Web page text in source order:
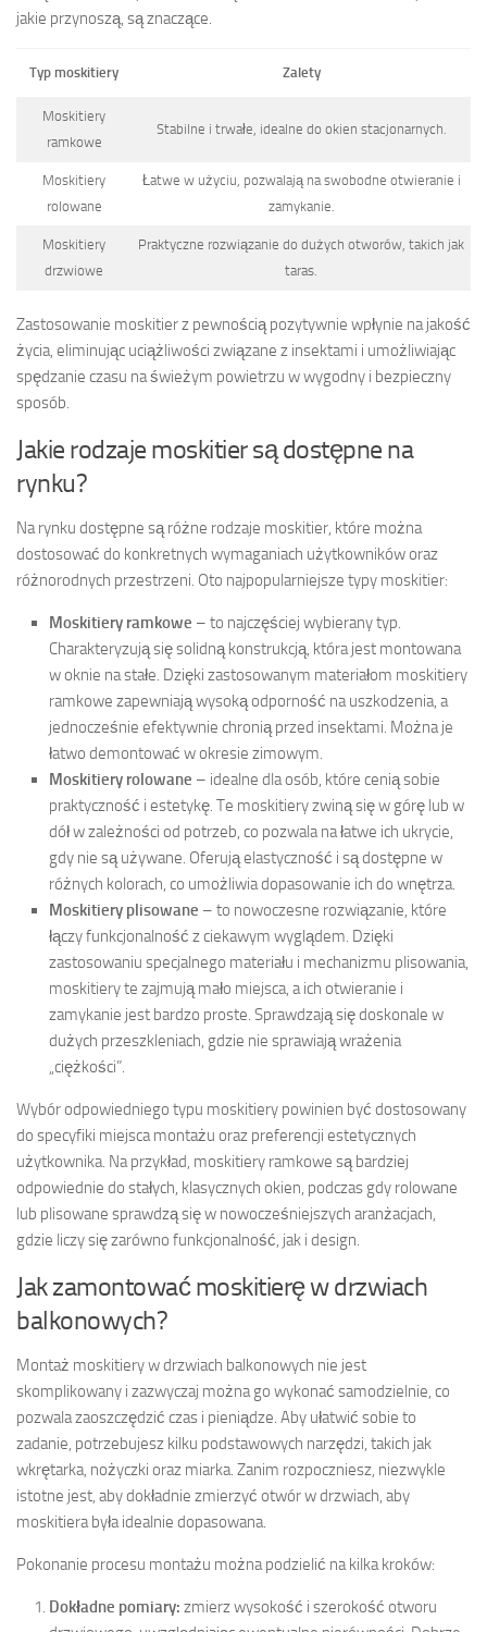
jakie przynoszą, są znaczące.
Typ moskitiery Zalety
Moskitiery
ramkowe
Stabilne i trwałe, idealne do okien stacjonarnych.
Moskitiery
rolowane
Łatwe w użyciu, pozwalają na swobodne otwieranie i
zamykanie.
Moskitiery
drzwiowe
Praktyczne rozwiązanie do dużych otworów, takich jak
taras.
Zastosowanie moskitier z pewnością pozytywnie wpłynie na jakość
życia, eliminując uciążliwości związane z insektami i umożliwiając
spędzanie czasu na świeżym powietrzu w wygodny i bezpieczny
sposób.
Jakie rodzaje moskitier są dostępne na
rynku?
Na rynku dostępne są różne rodzaje moskitier, które można
dostosować do konkretnych wymaganiach użytkowników oraz
różnorodnych przestrzeni. Oto najpopularniejsze typy moskitier:
Moskitiery ramkowe – to najczęściej wybierany typ.
Charakteryzują się solidną konstrukcją, która jest montowana
w oknie na stałe. Dzięki zastosowanym materiałom moskitiery
ramkowe zapewniają wysoką odporność na uszkodzenia, a
jednocześnie efektywnie chronią przed insektami. Można je
łatwo demontować w okresie zimowym.
Moskitiery rolowane – idealne dla osób, które cenią sobie
praktyczność i estetykę. Te moskitiery zwiną się w górę lub w
dół w zależności od potrzeb, co pozwala na łatwe ich ukrycie,
gdy nie są używane. Oferują elastyczność i są dostępne w
różnych kolorach, co umożliwia dopasowanie ich do wnętrza.
Moskitiery plisowane – to nowoczesne rozwiązanie, które
łączy funkcjonalność z ciekawym wyglądem. Dzięki
zastosowaniu specjalnego materiału i mechanizmu plisowania,
moskitiery te zajmują mało miejsca, a ich otwieranie i
zamykanie jest bardzo proste. Sprawdzają się doskonale w
dużych przeszkleniach, gdzie nie sprawiają wrażenia
„ciężkości”.
Wybór odpowiedniego typu moskitiery powinien być dostosowany
do specyfiki miejsca montażu oraz preferencji estetycznych
użytkownika. Na przykład, moskitiery ramkowe są bardziej
odpowiednie do stałych, klasycznych okien, podczas gdy rolowane
lub plisowane sprawdzą się w nowocześniejszych aranżacjach,
gdzie liczy się zarówno funkcjonalność, jak i design.
Jak zamontować moskitierę w drzwiach
balkonowych?
Montaż moskitiery w drzwiach balkonowych nie jest
skomplikowany i zazwyczaj można go wykonać samodzielnie, co
pozwala zaoszczędzić czas i pieniądze. Aby ułatwić sobie to
zadanie, potrzebujesz kilku podstawowych narzędzi, takich jak
wkrętarka, nożyczki oraz miarka. Zanim rozpoczniesz, niezwykle
istotne jest, aby dokładnie zmierzyć otwór w drzwiach, aby
moskitiera była idealnie dopasowana.
Pokonanie procesu montażu można podzielić na kilka kroków:
Dokładne pomiary: zmierz wysokość i szerokość otworu